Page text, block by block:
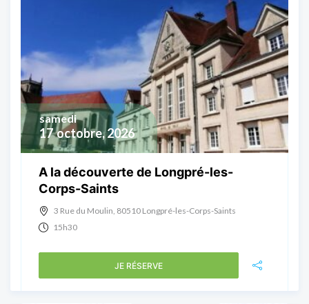
17 octobre, 2026
samedi
A la découverte de Longpré-les-
Corps-Saints
3 Rue du Moulin, 80510 Longpré-les-Corps-Saints
15h30
JE RÉSERVE